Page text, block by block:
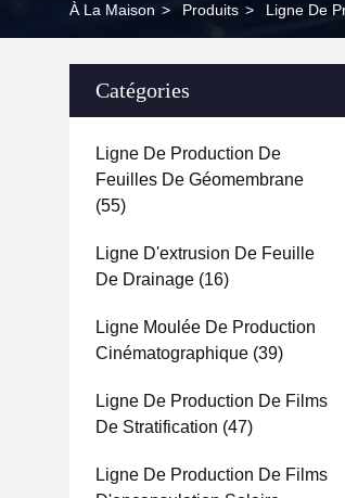
À La Maison > Produits > Ligne De
Catégories
Ligne De Production De
Feuilles De Géomembrane
(55)
Ligne D'extrusion De Feuille
De Drainage (16)
Ligne Moulée De Production
Cinématographique (39)
Ligne De Production De Films
De Stratification (47)
Ligne De Production De Films